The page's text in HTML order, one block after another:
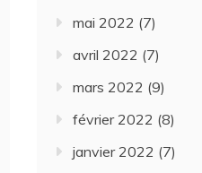
mai 2022 (7)
avril 2022 (7)
mars 2022 (9)
février 2022 (8)
janvier 2022 (7)